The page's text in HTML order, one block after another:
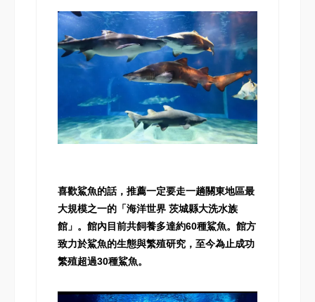
喜歡鯊魚的話，推薦一定要走一趟關東地區最
大規模之一的「海洋世界 茨城縣大洗水族
館」。館內目前共飼養多達約60種鯊魚。館方
致力於鯊魚的生態與繁殖研究，至今為止成功
繁殖超過30種鯊魚。